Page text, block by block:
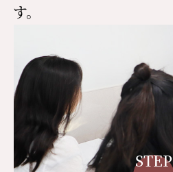
す。
STEP